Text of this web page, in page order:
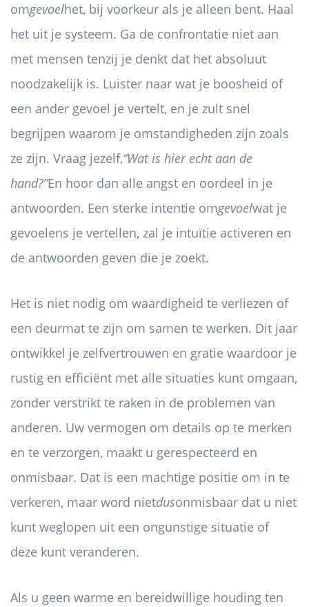
omgevoelhet, bij voorkeur als je alleen bent. Haal
het uit je systeem. Ga de confrontatie niet aan
met mensen tenzij je denkt dat het absoluut
noodzakelijk is. Luister naar wat je boosheid of
een ander gevoel je vertelt, en je zult snel
begrijpen waarom je omstandigheden zijn zoals
ze zijn. Vraag jezelf,“Wat is hier echt aan de
hand?”En hoor dan alle angst en oordeel in je
antwoorden. Een sterke intentie omgevoelwat je
gevoelens je vertellen, zal je intuïtie activeren en
de antwoorden geven die je zoekt.
Het is niet nodig om waardigheid te verliezen of
een deurmat te zijn om samen te werken. Dit jaar
ontwikkel je zelfvertrouwen en gratie waardoor je
rustig en efficiënt met alle situaties kunt omgaan,
zonder verstrikt te raken in de problemen van
anderen. Uw vermogen om details op te merken
en te verzorgen, maakt u gerespecteerd en
onmisbaar. Dat is een machtige positie om in te
verkeren, maar word nietdusonmisbaar dat u niet
kunt weglopen uit een ongunstige situatie of
deze kunt veranderen.
Als u geen warme en bereidwillige houding ten